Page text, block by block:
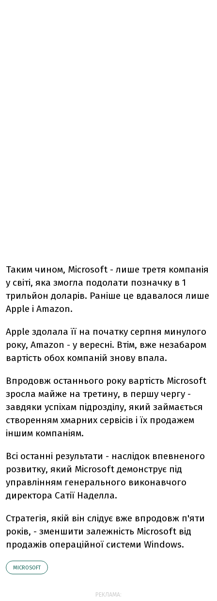
Таким чином, Microsoft - лише третя компанія
у світі, яка змогла подолати позначку в 1
трильйон доларів. Раніше це вдавалося лише
Apple і Amazon.
Apple здолала її на початку серпня минулого
року, Amazon - у вересні. Втім, вже незабаром
вартість обох компаній знову впала.
Впродовж останнього року вартість Microsoft
зросла майже на третину, в першу чергу -
завдяки успіхам підрозділу, який займається
створенням хмарних сервісів і їх продажем
іншим компаніям.
Всі останні результати - наслідок впевненого
розвитку, який Microsoft демонструє під
управлінням генерального виконавчого
директора Сатії Наделла.
Стратегія, якій він слідує вже впродовж п'яти
років, - зменшити залежність Microsoft від
продажів операційної системи Windows.
MICROSOFT
РЕКЛАМА: